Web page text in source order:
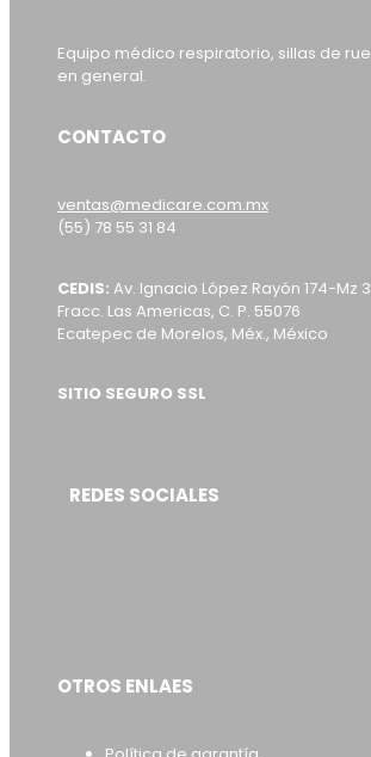
Equipo médico respiratorio, sillas de
en general.
CONTACTO
ventas@medicare.com.mx
(55) 78 55 31 84
CEDIS: Av. Ignacio López Rayón 174-Mz
Fracc. Las Americas, C. P. 55076
Ecatepec de Morelos, Méx., México
SITIO SEGURO SSL
REDES SOCIALES
OTROS ENLAES